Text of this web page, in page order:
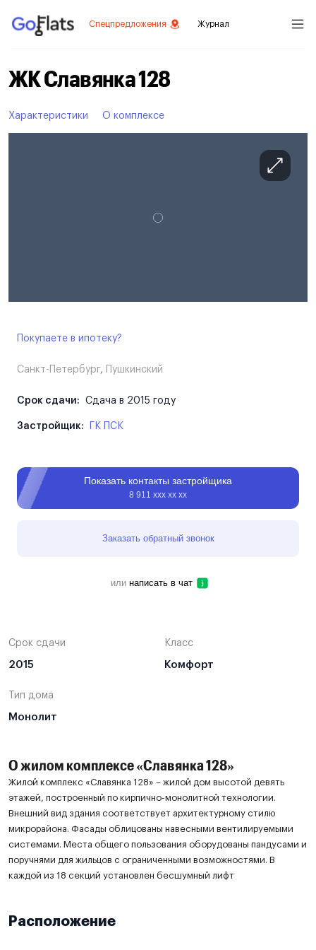
Спецпредложения Журнал
ЖК Славянка 128
Характеристики О комплексе
Покупаете в ипотеку?
Санкт-Петербург, Пушкинский
Срок сдачи: Сдача в 2015 году
Застройщик: ГК ПСК
Показать контакты застройщика
8 911 ххх хх хх
Заказать обратный звонок
или написать в чат
Срок сдачи
2015
Класс
Комфорт
Тип дома
Монолит
О жилом комплексе «Славянка 128»
Жилой комплекс «Славянка 128» – жилой дом высотой девять
этажей, построенный по кирпично-монолитной технологии.
Внешний вид здания соответствует архитектурному стилю
микрорайона. Фасады облицованы навесными вентилируемыми
системами. Места общего пользования оборудованы пандусами и
поручнями для жильцов с ограниченными возможностями. В
каждой из 18 секций установлен бесшумный лифт
Расположение